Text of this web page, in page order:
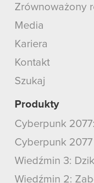
Zrównoważony
Media
Kariera
Kontakt
Szukaj
Produkty
Cyberpunk
Cyberpunk 2077
Wiedźmin 3:
Wiedźmin 2: